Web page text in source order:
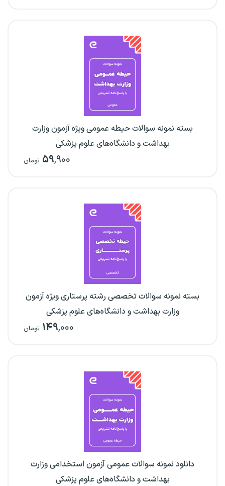
بسته نمونه سوالات حیطه عمومی ویژه آزمون وزارت
بهداشت و دانشگاه‌های علوم پزشکی
۵۹,۹۰۰ تومان
بسته نمونه سوالات تخصصی رشته پرستاری ویژه آزمون
وزارت بهداشت و دانشگاه‌های علوم پزشکی
۱۴۹,۰۰۰ تومان
دانلود نمونه سوالات عمومی آزمون استخدامی وزارت
بهداشت و دانشگاه‌های علوم پزشکی